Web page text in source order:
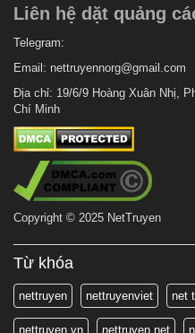
Liên hệ dặt quảng
Telegram:
Email: nettruyennorg@gmail.com
Địa chỉ: 19/6/9 Hoàng Xuân Nhị,
Chí Minh
Copyright © 2025 NetTruyen
Từ khóa
nettruyen nettruyenviet net
nettruyen.vn nettruyen.net